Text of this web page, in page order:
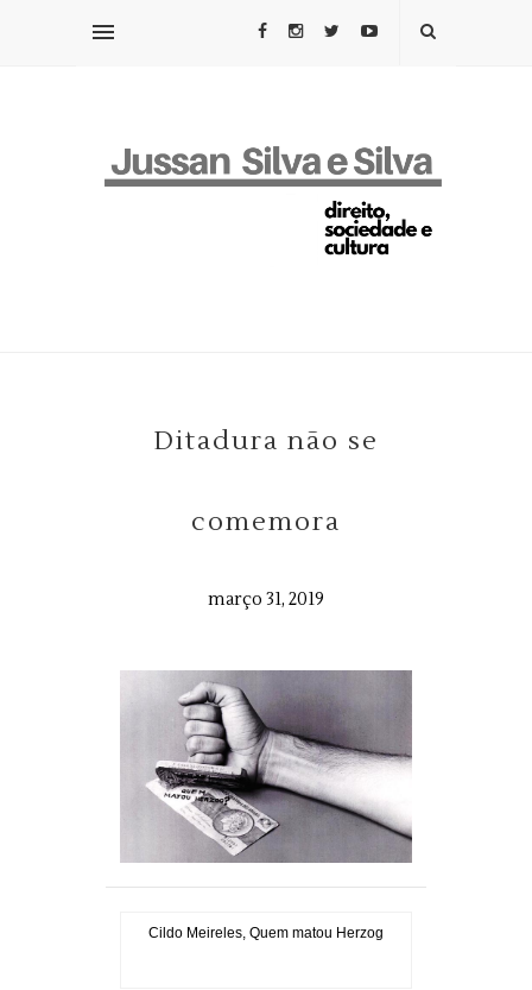
Ditadura não se
comemora
março 31, 2019
Cildo Meireles, Quem matou Herzog